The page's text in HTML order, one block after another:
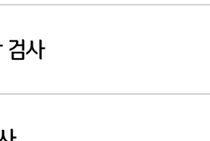
검사